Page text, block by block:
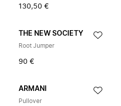
130,50 €
THE NEW SOCIETY
Root Jumper
90 €
ARMANI
Pullover